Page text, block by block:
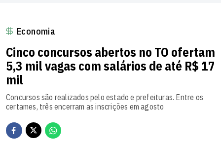
Economia
Cinco concursos abertos no TO ofertam
5,3 mil vagas com salários de até R$ 17
mil
Concursos são realizados pelo estado e prefeituras. Entre os
certames, três encerram as inscrições em agosto